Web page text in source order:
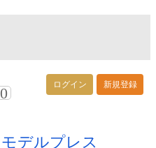
ログイン 新規登録
0
モデルプレス